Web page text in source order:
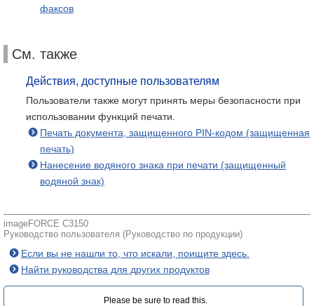
факсов
См. также
Действия, доступные пользователям
Пользователи также могут принять меры безопасности при
использовании функций печати.
Печать документа, защищенного PIN-кодом (защищенная
печать)
Нанесение водяного знака при печати (защищенный
водяной знак)
imageFORCE C3150
Руководство пользователя (Руководство по продукции)
Если вы не нашли то, что искали, поищите здесь.
Найти руководства для других продуктов
Please be sure to read this.‎